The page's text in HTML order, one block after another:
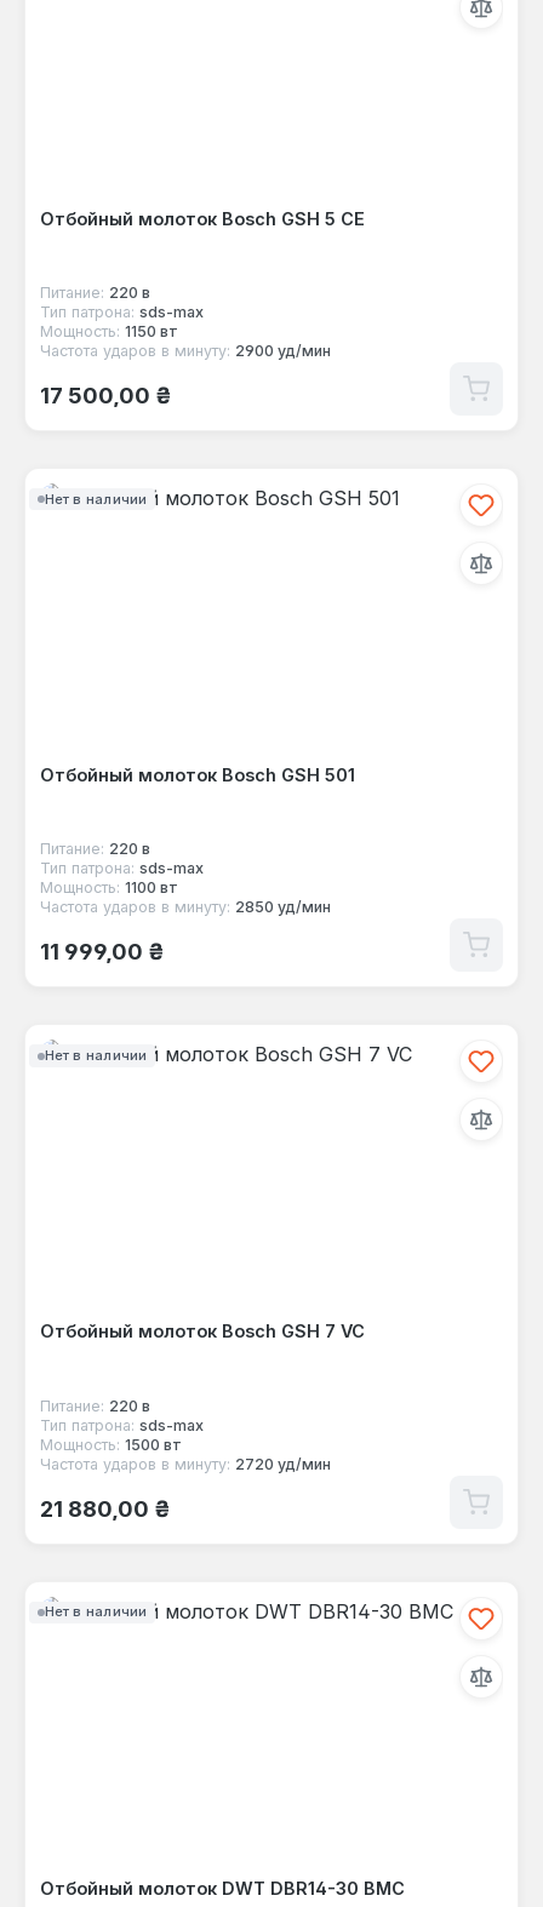
Отбойный молоток Bosch GSH 5 CE
Питание: 220 в
Тип патрона: sds-max
Мощность: 1150 вт
Частота ударов в минуту: 2900 уд/мин
Обычная цена:
17 500,00 ₴
Нет в наличии
Отбойный молоток Bosch GSH 501
Питание: 220 в
Тип патрона: sds-max
Мощность: 1100 вт
Частота ударов в минуту: 2850 уд/мин
Обычная цена:
11 999,00 ₴
Нет в наличии
Отбойный молоток Bosch GSH 7 VC
Питание: 220 в
Тип патрона: sds-max
Мощность: 1500 вт
Частота ударов в минуту: 2720 уд/мин
Обычная цена:
21 880,00 ₴
Нет в наличии
Отбойный молоток DWT DBR14-30 BMC